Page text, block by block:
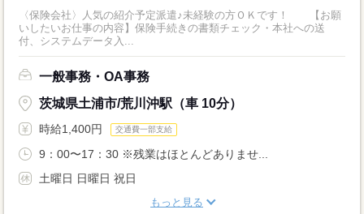
〈保険会社〉人気の紹介予定派遣♪未経験の方ＯＫです！ 【お願
いしたいお仕事の内容】保険手続きの書類チェック・本社への送
付、システムデータ入...
一般事務・OA事務
茨城県土浦市/荒川沖駅（車 10分）
時給1,400円 交通費一部支給
9：00〜17：30 ※残業はほとんどありませ...
土曜日 日曜日 祝日
もっと見る